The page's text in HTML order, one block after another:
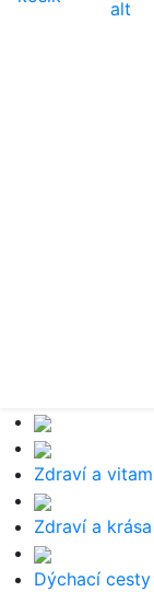
Zdraví a
Zdraví a krása
Dýchací